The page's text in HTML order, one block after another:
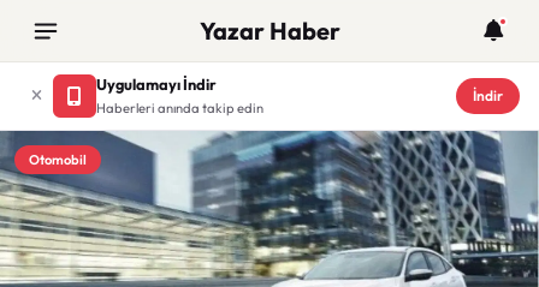
Yazar Haber
Uygulamayı İndir
Haberleri anında takip edin
İndir
Otomobil